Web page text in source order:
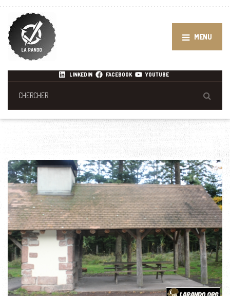
MENU
LINKEDIN FACEBOOK YOUTUBE